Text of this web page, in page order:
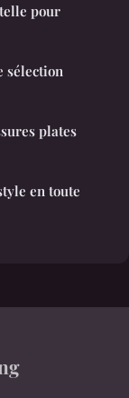
pour
sélection
plates
en toute